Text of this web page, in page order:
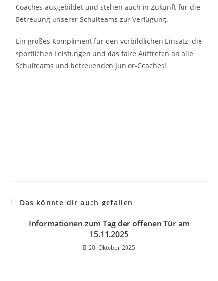
Coaches ausgebildet und stehen auch in Zukunft für die
Betreuung unserer Schulteams zur Verfügung.
Ein großes Kompliment für den vorbildlichen Einsatz, die
sportlichen Leistungen und das faire Auftreten an alle
Schulteams und betreuenden Junior-Coaches!
Das könnte dir auch gefallen
Informationen zum Tag der offenen Tür am
15.11.2025
20. Oktober 2025